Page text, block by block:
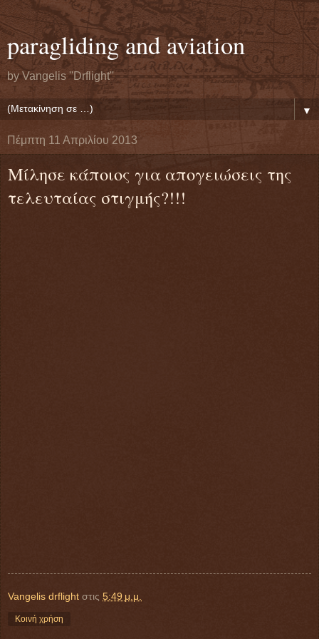
paragliding and aviation
by Vangelis ''Drflight''
▼
Πέμπτη 11 Απριλίου 2013
Μίλησε κάποιος για απογειώσεις της
τελευταίας στιγμής?!!!
Vangelis drflight στις 5:49 μ.μ.
Κοινή χρήση